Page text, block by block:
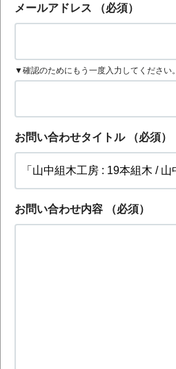
メールアドレス （必須）
▼確認のためにもう一度入力してください。
お問い合わせタイトル （必須）
お問い合わせ内容 （必須）